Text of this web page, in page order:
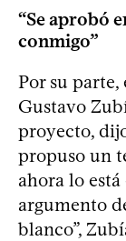
“Se aprobó
conmigo”
Por su
Gustavo
proyecto,
propuso un
ahora lo
argumento
blanco”,